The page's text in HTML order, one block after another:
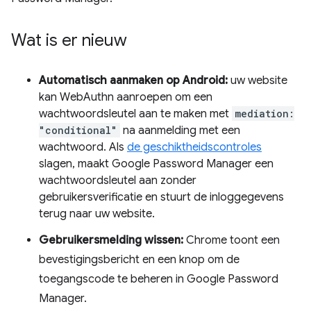
Wat is er nieuw
Automatisch aanmaken op Android: uw website
kan WebAuthn aanroepen om een ​​
wachtwoordsleutel aan te maken met mediation:
"conditional" na aanmelding met een
wachtwoord. Als de geschiktheidscontroles
slagen, maakt Google Password Manager een
wachtwoordsleutel aan zonder
gebruikersverificatie en stuurt de inloggegevens
terug naar uw website.
Gebruikersmelding wissen: Chrome toont een
bevestigingsbericht en een knop om de
toegangscode te beheren in Google Password
Manager.